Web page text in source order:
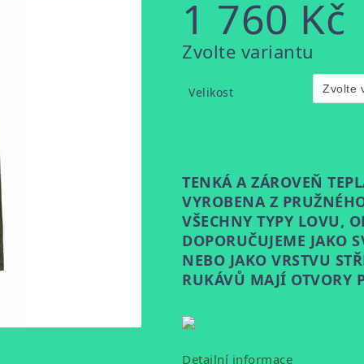
1 760 Kč
Měrná
Zvolte variantu
Velikost
TENKÁ A ZÁROVEŇ
VYROBENA Z
VŠECHNY TYPY LOVU,
DOPORUČUJEME JAKO
NEBO JAKO VRSTVU
RUKÁVŮ MAJÍ OTVORY
Detailní informace